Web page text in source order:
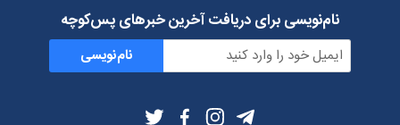
نام‌نویسی برای دریافت آخرین خبرهای پس‌کوچه
نام‌نویسی